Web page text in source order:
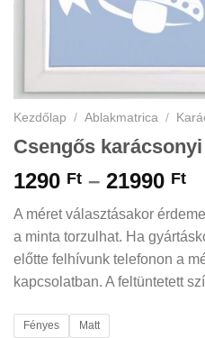
Kezdőlap / Ablakmatrica /
Csengős
1290 Ft – 21990 Ft
-
A méret választásakor
a minta torzulhat. Ha
előtte felhívunk telefonon a
kapcsolatban. A feltüntetett
Fényes Matt